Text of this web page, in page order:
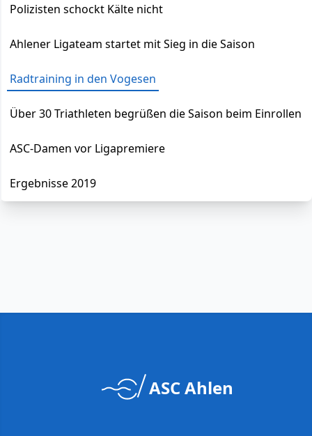
Polizisten schockt Kälte nicht
Ahlener Ligateam startet mit Sieg in die Saison
Radtraining in den Vogesen
Über 30 Triathleten begrüßen die Saison beim Einrollen
ASC-Damen vor Ligapremiere
Ergebnisse 2019
ASC Ahlen